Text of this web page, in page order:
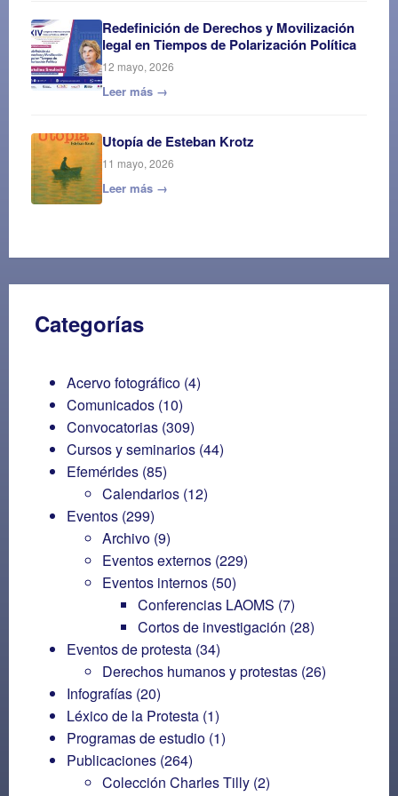
Redefinición de Derechos y Movilización
legal en Tiempos de Polarización Política
12 mayo, 2026
Leer más →
Utopía de Esteban Krotz
11 mayo, 2026
Leer más →
Categorías
Acervo fotográfico (4)
Comunicados (10)
Convocatorias (309)
Cursos y seminarios (44)
Efemérides (85)
Calendarios (12)
Eventos (299)
Archivo (9)
Eventos externos (229)
Eventos internos (50)
Conferencias LAOMS (7)
Cortos de investigación (28)
Eventos de protesta (34)
Derechos humanos y protestas (26)
Infografías (20)
Léxico de la Protesta (1)
Programas de estudio (1)
Publicaciones (264)
Colección Charles Tilly (2)